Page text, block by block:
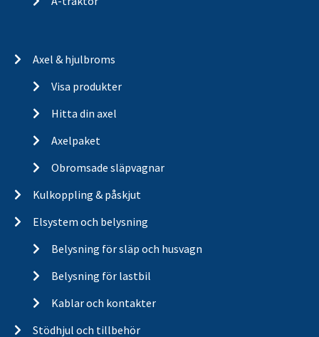
Axel & hjulbroms
Visa produkter
Hitta din axel
Axelpaket
Obromsade släpvagnar
Kulkoppling & påskjut
Elsystem och belysning
Belysning för släp och husvagn
Belysning för lastbil
Kablar och kontakter
Stödhjul och tillbehör